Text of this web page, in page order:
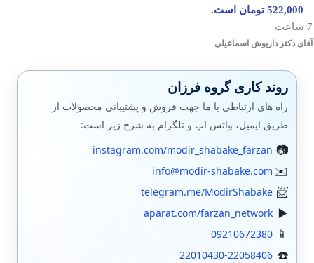
522,000 تومان است.
7 ساعت
آقای دکتر داریوش اسماعیلی
روند کاری گروه فرزان
راه های ارتباطی با ما جهت فروش و پشتیبانی محصولات از
طریق ایمیل، واتس اپ و تلگرام به شرح زیر است:
instagram.com/modir_shabake_farzan
info@modir-shabake.com
telegram.me/ModirShabake
aparat.com/farzan_network
09210672380
22010430-22058406